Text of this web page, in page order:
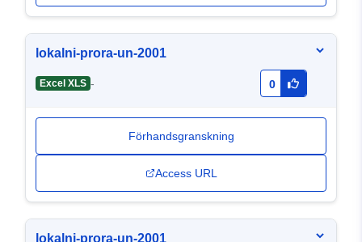
lokalni-prora-un-2001
Excel XLS - 0
Förhandsgranskning
Access URL
lokalni-prora-un-2001